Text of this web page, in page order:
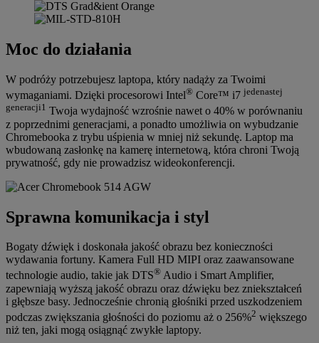
Moc do działania
W podróży potrzebujesz laptopa, który nadąży za Twoimi
wymaganiami. Dzięki procesorowi Intel® Core™ i7jedenastej
generacji1 Twoja wydajność wzrośnie nawet o 40% w porównaniu
z poprzednimi generacjami, a ponadto umożliwia on wybudzanie
Chromebooka z trybu uśpienia w mniej niż sekundę. Laptop ma
wbudowaną zasłonkę na kamerę internetową, która chroni Twoją
prywatność, gdy nie prowadzisz wideokonferencji.
Sprawna komunikacja i styl
Bogaty dźwięk i doskonała jakość obrazu bez konieczności
wydawania fortuny. Kamera Full HD MIPI oraz zaawansowane
technologie audio, takie jak DTS® Audio i Smart Amplifier,
zapewniają wyższą jakość obrazu oraz dźwięku bez zniekształceń
i głębsze basy. Jednocześnie chronią głośniki przed uszkodzeniem
podczas zwiększania głośności do poziomu aż o 256%2 większego
niż ten, jaki mogą osiągnąć zwykłe laptopy.